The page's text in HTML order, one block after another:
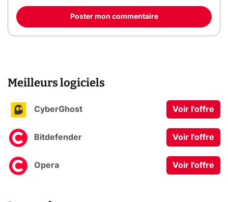
Poster mon commentaire
Meilleurs logiciels
CyberGhost Voir l'offre
Bitdefender Voir l'offre
Opera Voir l'offre